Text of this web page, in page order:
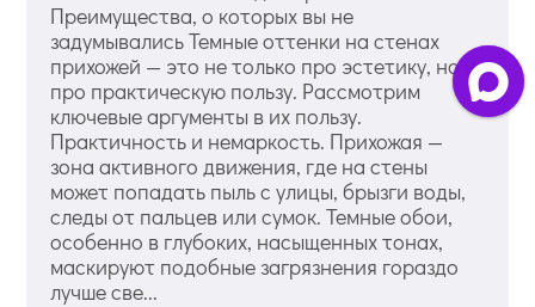
Преимущества, о которых вы не
задумывались Темные оттенки на стенах
прихожей — это не только про эстетику, но и
про практическую пользу. Рассмотрим
ключевые аргументы в их пользу.
Практичность и немаркость. Прихожая —
зона активного движения, где на стены
может попадать пыль с улицы, брызги воды,
следы от пальцев или сумок. Темные обои,
особенно в глубоких, насыщенных тонах,
маскируют подобные загрязнения гораздо
лучше све...